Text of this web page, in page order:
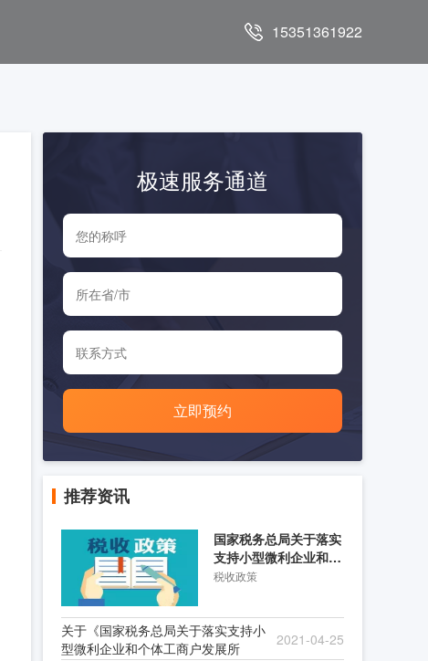
15351361922
极速服务通道
立即预约
推荐资讯
国家税务总局关于落实
支持小型微利企业和个
体工商户发展所得税优
税收政策
关于《国家税务总局关于落实支持小
型微利企业和个体工商户发展所
2021-04-25